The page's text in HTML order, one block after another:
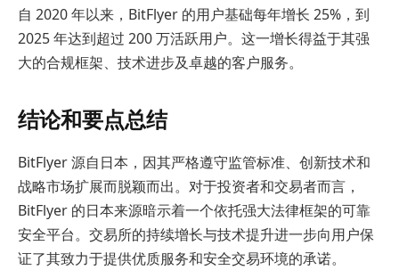
自 2020 年以来，BitFlyer 的用户基础每年增长 25%，到
2025 年达到超过 200 万活跃用户。这一增长得益于其强
大的合规框架、技术进步及卓越的客户服务。
结论和要点总结
BitFlyer 源自日本，因其严格遵守监管标准、创新技术和
战略市场扩展而脱颖而出。对于投资者和交易者而言，
BitFlyer 的日本来源暗示着一个依托强大法律框架的可靠
安全平台。交易所的持续增长与技术提升进一步向用户保
证了其致力于提供优质服务和安全交易环境的承诺。